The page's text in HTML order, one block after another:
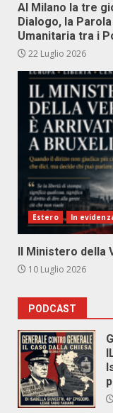
Al Milano la tre
Dialogo, la
Umanitaria tra i
22 Luglio 2026
Estero In
Il Ministero della
10 Luglio 2026
PODCAST